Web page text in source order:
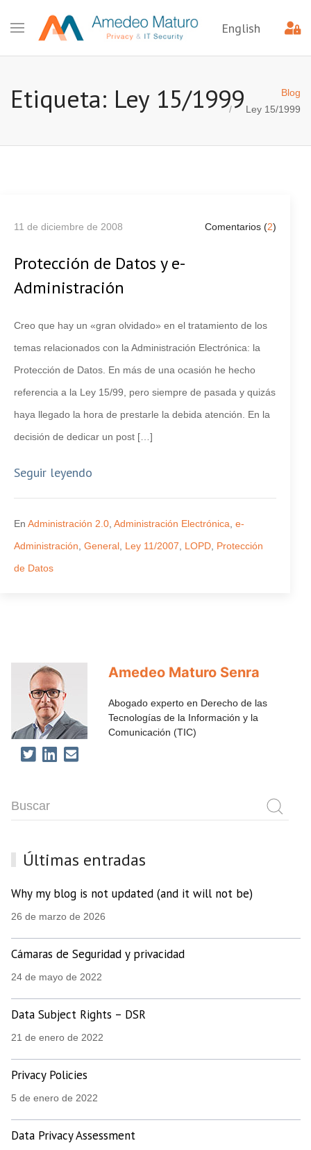
English
Etiqueta: Ley 15/1999
Blog
Ley 15/1999
11 de diciembre de 2008 Comentarios (2)
Protección de Datos y e-
Administración
Creo que hay un «gran olvidado» en el tratamiento de los
temas relacionados con la Administración Electrónica: la
Protección de Datos. En más de una ocasión he hecho
referencia a la Ley 15/99, pero siempre de pasada y quizás
haya llegado la hora de prestarle la debida atención. En la
decisión de dedicar un post […]
Seguir leyendo
En Administración 2.0 Administración Electrónica e-
Administración General Ley 11/2007 LOPD Protección
de Datos
Amedeo Maturo Senra
Abogado experto en Derecho de las
Tecnologías de la Información y la
Comunicación (TIC)
Últimas entradas
Why my blog is not updated (and it will not be)
26 de marzo de 2026
Cámaras de Seguridad y privacidad
24 de mayo de 2022
Data Subject Rights – DSR
21 de enero de 2022
Privacy Policies
5 de enero de 2022
Data Privacy Assessment